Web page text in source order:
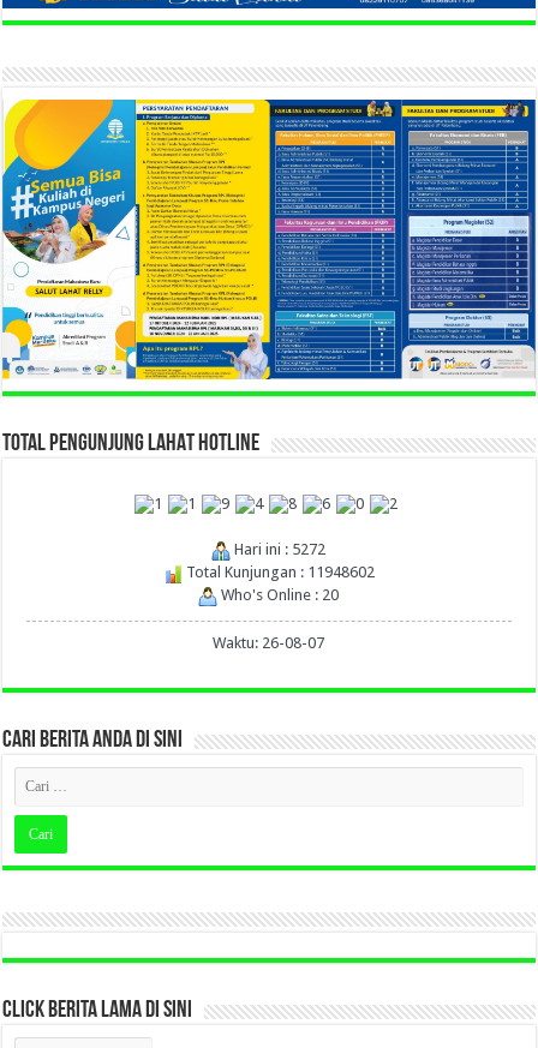
TOTAL PENGUNJUNG LAHAT HOTLINE
Hari ini : 5272
Total Kunjungan : 11948602
Who's Online : 20
Waktu: 26-08-07
CARI BERITA ANDA DI SINI
CLICK BERITA LAMA DI SINI